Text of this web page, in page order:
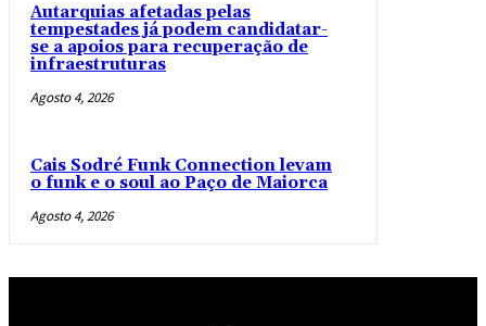
Autarquias afetadas pelas
tempestades já podem candidatar-
se a apoios para recuperação de
infraestruturas
Agosto 4, 2026
Cais Sodré Funk Connection levam
o funk e o soul ao Paço de Maiorca
Agosto 4, 2026